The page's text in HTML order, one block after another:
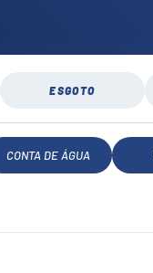
ESGOTO
CONTA DE ÁGUA